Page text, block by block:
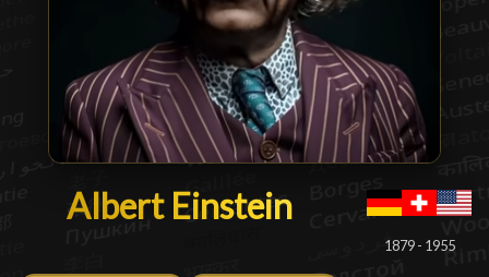
Albert Einstein
Albert Einstein
1879 - 1955